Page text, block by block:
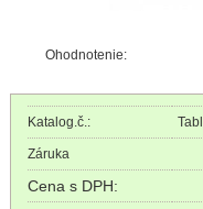
Ohodnotenie:
Katalog.č.:
Záruka
Cena s DPH: